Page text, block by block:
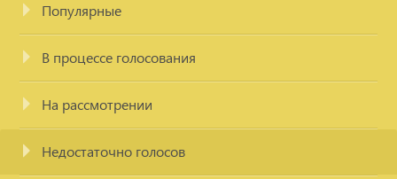
Популярные
В процессе голосования
На рассмотрении
Недостаточно голосов